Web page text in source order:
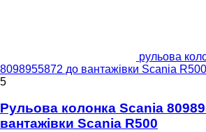
рульова
8098955872 до вантажівки Scania R500
5
Рульова колонка Scania
вантажівки Scania R500